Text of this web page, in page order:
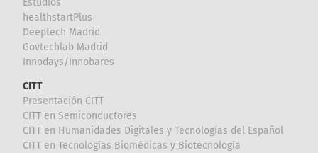
healthstartPlus
Deeptech Madrid
Govtechlab Madrid
Innodays/Innobares
CITT
Presentación CITT
CITT en Semiconductores
CITT en Humanidades Digitales y Tecnologías del Español
CITT en Tecnologías Biomédicas y Biotecnología